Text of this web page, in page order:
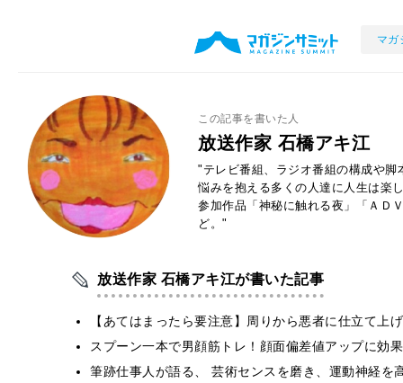
マガ
この記事を書いた人
放送作家 石橋アキ江
"テレビ番組、ラジオ番組の構成や
悩みを抱える多くの人達に人生は楽
参加作品「神秘に触れる夜」「ＡＤ
ど。"
放送作家 石橋アキ江が書いた記事
【あてはまったら要注意】周りから悪者に仕立て上
スプーン一本で男顔筋トレ！顔面偏差値アップに効
筆跡仕事人が語る、 芸術センスを磨き、運動神経を